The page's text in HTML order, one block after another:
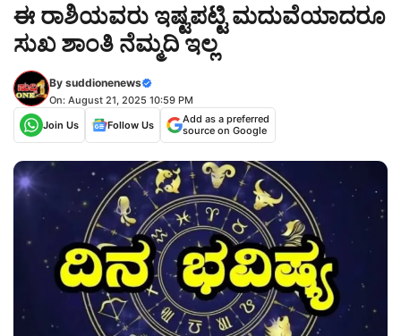
ಈ ರಾಶಿಯವರು ಇಷ್ಟಪಟ್ಟಿ ಮದುವೆಯಾದರೂ
ಸುಖ ಶಾಂತಿ ನೆಮ್ಮದಿ ಇಲ್ಲ
By suddionenews
On: August 21, 2025 10:59 PM
Join Us
Follow Us
Add as a preferred
source on Google